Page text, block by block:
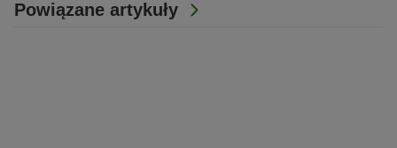
Powiązane artykuły